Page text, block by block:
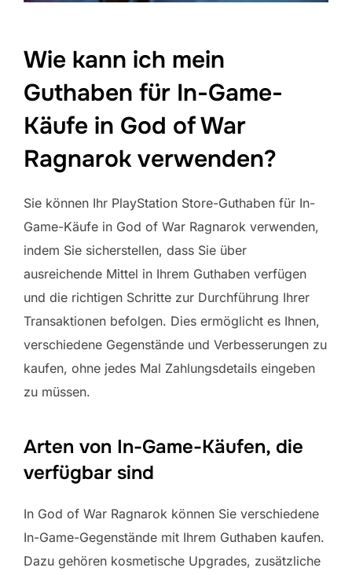
Wie kann ich mein
Guthaben für In-Game-
Käufe in God of War
Ragnarok verwenden?
Sie können Ihr PlayStation Store-Guthaben für In-
Game-Käufe in God of War Ragnarok verwenden,
indem Sie sicherstellen, dass Sie über
ausreichende Mittel in Ihrem Guthaben verfügen
und die richtigen Schritte zur Durchführung Ihrer
Transaktionen befolgen. Dies ermöglicht es Ihnen,
verschiedene Gegenstände und Verbesserungen zu
kaufen, ohne jedes Mal Zahlungsdetails eingeben
zu müssen.
Arten von In-Game-Käufen, die
verfügbar sind
In God of War Ragnarok können Sie verschiedene
In-Game-Gegenstände mit Ihrem Guthaben kaufen.
Dazu gehören kosmetische Upgrades, zusätzliche